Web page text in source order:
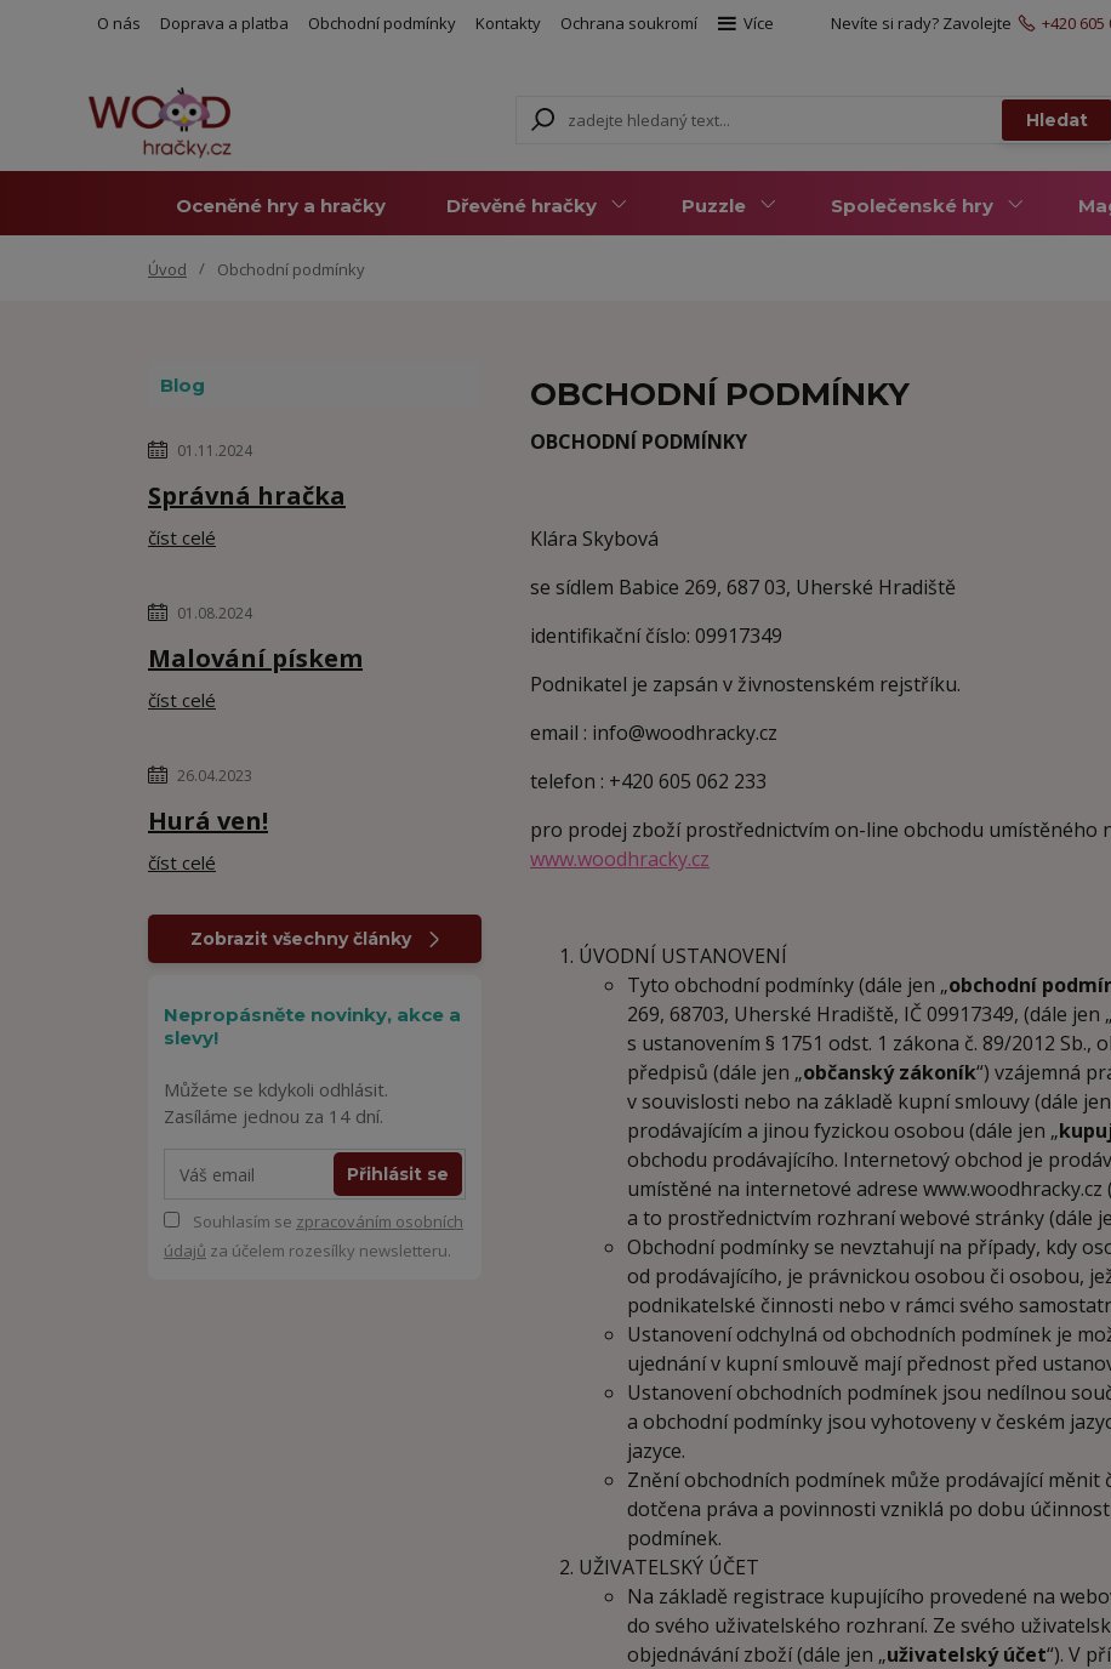
O nás Doprava a platba Obchodní podmínky Kontakty Ochrana soukromí Více
Hledat
Nevíte si rady? Zavolejte +420 605
Oceněné hry a hračky Dřevěné hračky Puzzle Společenské hry
Úvod Obchodní podmínky
Blog
01.11.2024
Správná hračka
číst celé
01.08.2024
Malování pískem
číst celé
26.04.2023
Hurá ven!
číst celé
Zobrazit všechny články
Nepropásněte novinky, akce a
slevy!
Můžete se kdykoli odhlásit.
Zasíláme jednou za 14 dní.
Přihlásit se
Souhlasím se zpracováním osobních
údajů za účelem rozesílky newsletteru.
OBCHODNÍ PODMÍNKY
OBCHODNÍ PODMÍNKY
Klára Skybová
se sídlem Babice 269, 687 03, Uherské Hradiště
identifikační číslo: 09917349
Podnikatel je zapsán v živnostenském rejstříku.
email : info@woodhracky.cz
telefon : +420 605 062 233
pro prodej zboží prostřednictvím on-line obchodu umístěného
www.woodhracky.cz
ÚVODNÍ USTANOVENÍ
Tyto obchodní podmínky (dále jen „obchodní
269, 68703, Uherské Hradiště, IČ 09917349, (dále jen „
s ustanovením § 1751 odst. 1 zákona č. 89/2012 Sb.,
předpisů (dále jen „občanský zákoník“) vzájemná
v souvislosti nebo na základě kupní smlouvy (dále jen
prodávajícím a jinou fyzickou osobou (dále jen „
obchodu prodávajícího. Internetový obchod je
umístěné na internetové adrese www.woodhracky.cz
a to prostřednictvím rozhraní webové stránky (dále
Obchodní podmínky se nevztahují na případy, kdy
od prodávajícího, je právnickou osobou či osobou,
podnikatelské činnosti nebo v rámci svého
Ustanovení odchylná od obchodních podmínek je
ujednání v kupní smlouvě mají přednost před
Ustanovení obchodních podmínek jsou nedílnou
a obchodní podmínky jsou vyhotoveny v českém
jazyce.
Znění obchodních podmínek může prodávající
dotčena práva a povinnosti vzniklá po dobu
podmínek.
UŽIVATELSKÝ ÚČET
Na základě registrace kupujícího provedené na
do svého uživatelského rozhraní. Ze svého
objednávání zboží (dále jen „uživatelský účet“). V